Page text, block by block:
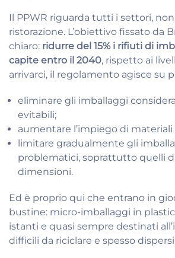
Il PPWR riguarda tutti i settori, non
ristorazione. L’obiettivo fissato da
chiaro: ridurre del 15% i rifiuti di
capite entro il 2040, rispetto ai
arrivarci, il regolamento agisce su
eliminare gli imballaggi
evitabili;
aumentare l’impiego di materiali
limitare gradualmente gli
problematici, soprattutto quelli
dimensioni.
Ed è proprio qui che entrano in
bustine: micro-imballaggi in
istanti e quasi sempre destinati
difficili da riciclare e spesso